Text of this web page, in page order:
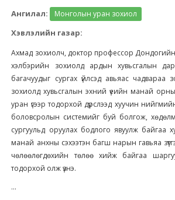
Ангилал:
Монголын уран зохиол
Хэвлэлийн газар:
Ахмад зохиолч, доктор профессор
хэлбэрийн зохиолд ардын хувьсгалын
багачуудыг сургах үйлсэд авьяас
зохиолд хувьсгалын эхний үеийн манай
уран үгээр тодорхой дүрслээд хуучин
боловсролын системийг буй болгож,
сургуульд оруулах бодлого явуулж байгаа
манай анхны сэхээтэн багш нарын гавьяа
чөлөөлөгдөхийн төлөө хийж байгаа
тодорхой олж үзнэ.
...